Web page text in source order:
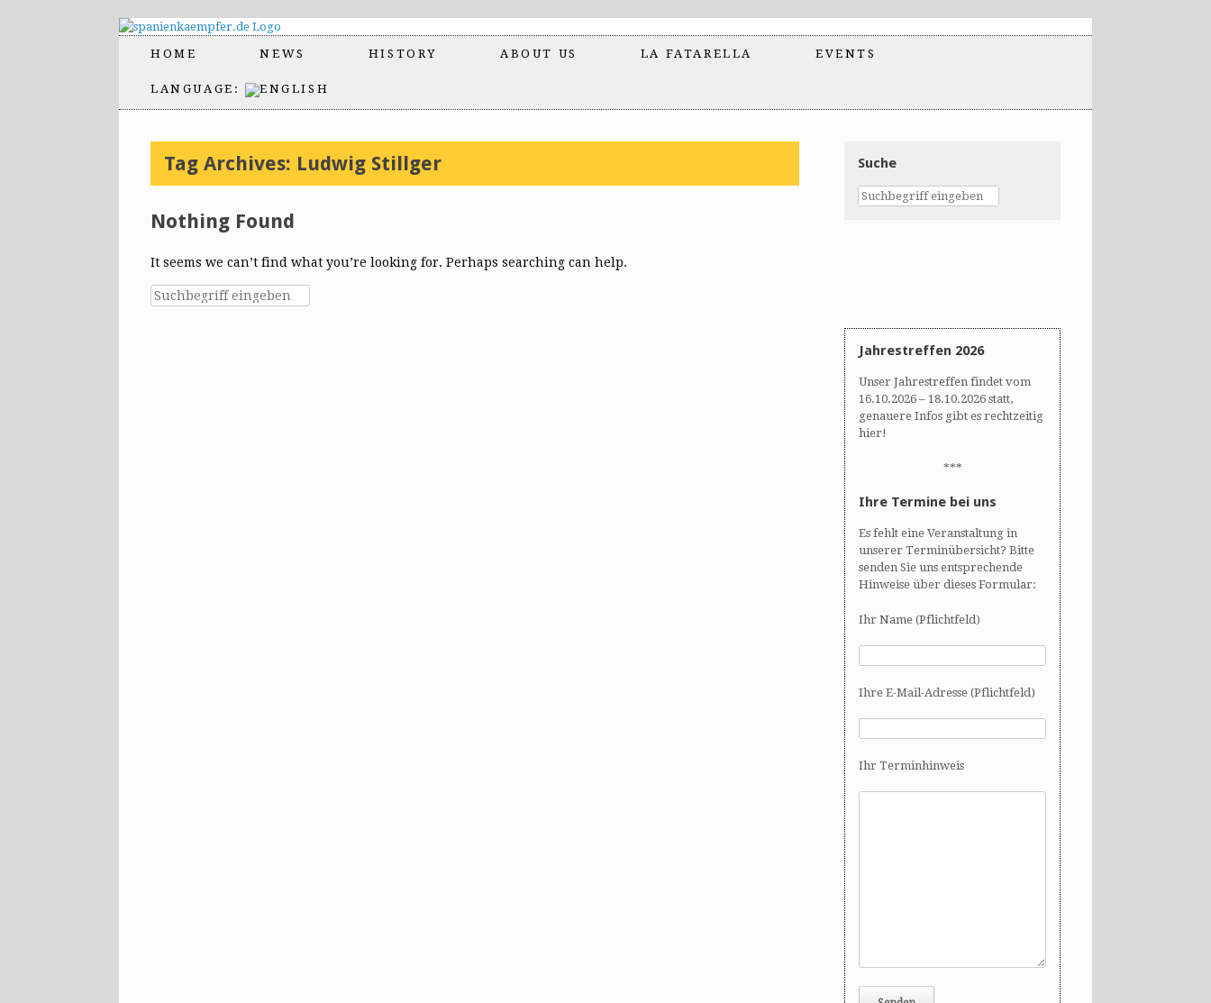
HOME NEWS HISTORY ABOUT US LA FATARELLA EVENTS
LANGUAGE:
Tag Archives: Ludwig Stillger
Nothing Found
It seems we can’t find what you’re looking for. Perhaps searching can help.
Suche
Jahrestreffen 2026
Unser Jahrestreffen findet vom
16.10.2026 – 18.10.2026 statt,
genauere Infos gibt es rechtzeitig
hier!
***
Ihre Termine bei uns
Es fehlt eine Veranstaltung in
unserer Terminübersicht? Bitte
senden Sie uns entsprechende
Hinweise über dieses Formular:
Ihr Name (Pflichtfeld)
Ihre E-Mail-Adresse (Pflichtfeld)
Ihr Terminhinweis